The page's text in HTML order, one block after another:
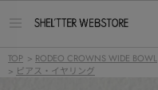
ー
を
TOP > RODEO CROWNS WIDE BOWL
> ピアス・イヤリング